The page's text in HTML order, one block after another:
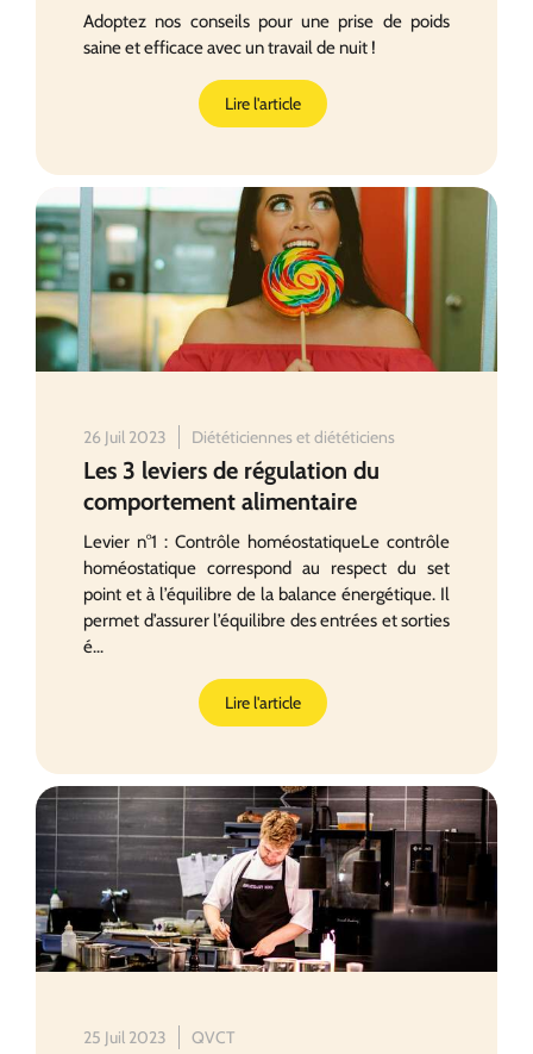
Adoptez nos conseils pour une prise de poids
saine et efficace avec un travail de nuit !
Lire l'article
26 Juil 2023 Diététiciennes et diététiciens
Les 3 leviers de régulation du
comportement alimentaire
Levier n°1 : Contrôle homéostatiqueLe contrôle
homéostatique correspond au respect du set
point et à l’équilibre de la balance énergétique. Il
permet d’assurer l’équilibre des entrées et sorties
é...
Lire l'article
25 Juil 2023 QVCT